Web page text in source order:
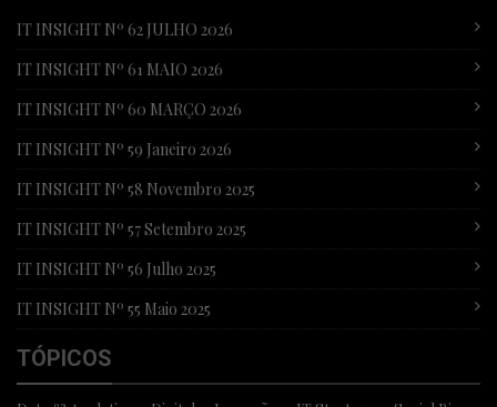
IT INSIGHT Nº 62 JULHO 2026
IT INSIGHT Nº 61 MAIO 2026
IT INSIGHT Nº 60 MARÇO 2026
IT INSIGHT Nº 59 Janeiro 2026
IT INSIGHT Nº 58 Novembro 2025
IT INSIGHT Nº 57 Setembro 2025
IT INSIGHT Nº 56 Julho 2025
IT INSIGHT Nº 55 Maio 2025
TÓPICOS